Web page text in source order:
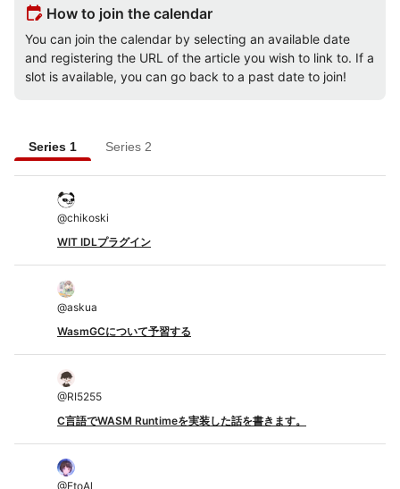
edit_calendar How to join the calendar
You can join the calendar by selecting an available date
and registering the URL of the article you wish to link to. If a
slot is available, you can go back to a past date to join!
Series 1 Series 2
@chikoski
WIT IDLプラグイン
@askua
WasmGCについて予習する
@RI5255
C言語でWASM Runtimeを実装した話を書きます。
@EtoAl